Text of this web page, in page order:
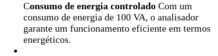
Consumo de energia controlado Com um
consumo de energia de 100 VA, o analisador
garante um funcionamento eficiente em termos
energéticos.